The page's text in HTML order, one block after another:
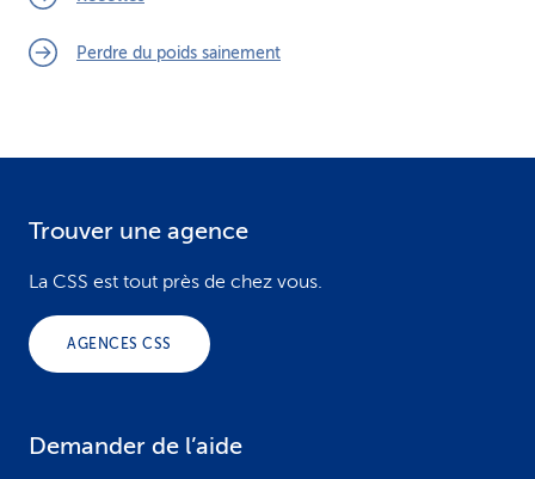
Perdre du poids sainement
Trouver une agence
La CSS est tout près de chez vous.
AGENCES CSS
Demander de l’aide